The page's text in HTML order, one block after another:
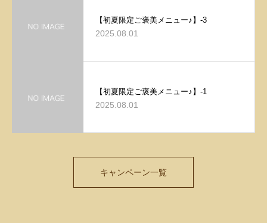
【初夏限定ご褒美メニュー♪】-3
2025.08.01
【初夏限定ご褒美メニュー♪】-1
2025.08.01
キャンペーン一覧